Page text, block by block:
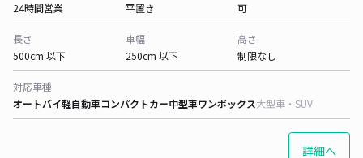
24時間営業
平置き
可
長さ
500cm 以下
車幅
250cm 以下
高さ
制限なし
対応車種
オートバイ軽自動車コンパクトカー中型車ワンボックス大型車・SUV
詳細へ